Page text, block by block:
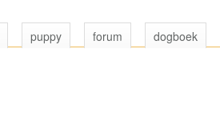
puppy forum dogboek